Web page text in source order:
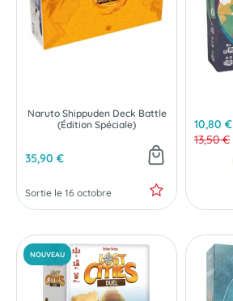
Naruto Shippuden Deck Battle
(Édition Spéciale)
35,90 €
Sortie le 16 octobre
10,80 €
13,50 €